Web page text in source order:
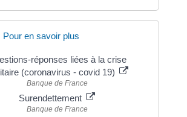
Pour en savoir plus
réponses liées à la crise
(coronavirus - covid 19)
Banque de France
Surendettement
Banque de France